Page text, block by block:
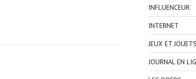
INFLUENCEUR
INTERNET
JEUX ET JOUETS
JOURNAL EN